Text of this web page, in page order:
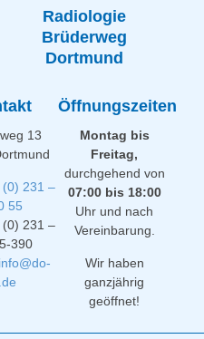
Radiologie
Brüderweg
Dortmund
13
(0) 231 –
55
(0) 231 –
390
info@do-
Öffnungszeiten
Montag bis
Freitag,
durchgehend von
07:00 bis 18:00
Uhr und nach
Vereinbarung.
Wir haben
ganzjährig
geöffnet!